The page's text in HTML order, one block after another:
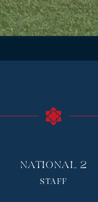
National 2
STAFF